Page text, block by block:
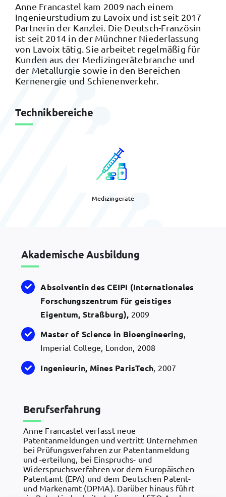
Anne Francastel kam 2009 nach einem
Ingenieurstudium zu Lavoix und ist seit 2017
Partnerin der Kanzlei. Die Deutsch-Französin
ist seit 2014 in der Münchner Niederlassung
von Lavoix tätig. Sie arbeitet regelmäßig für
Kunden aus der Medizingerätebranche und
der Metallurgie sowie in den Bereichen
Kernenergie und Schienenverkehr.
Technikbereiche
Medizingeräte
Akademische Ausbildung
Absolventin des CEIPI (Internationales
Forschungszentrum für geistiges
Eigentum, Straßburg), 2009
Master of Science in Bioengineering,
Imperial College, London, 2008
Ingenieurin, Mines ParisTech, 2007
Berufserfahrung
Anne Francastel verfasst neue
Patentanmeldungen und vertritt Unternehmen
bei Prüfungsverfahren zur Patentanmeldung
und -erteilung, bei Einspruchs- und
Widerspruchsverfahren vor dem Europäischen
Patentamt (EPA) und dem Deutschen Patent-
und Markenamt (DPMA). Darüber hinaus führt